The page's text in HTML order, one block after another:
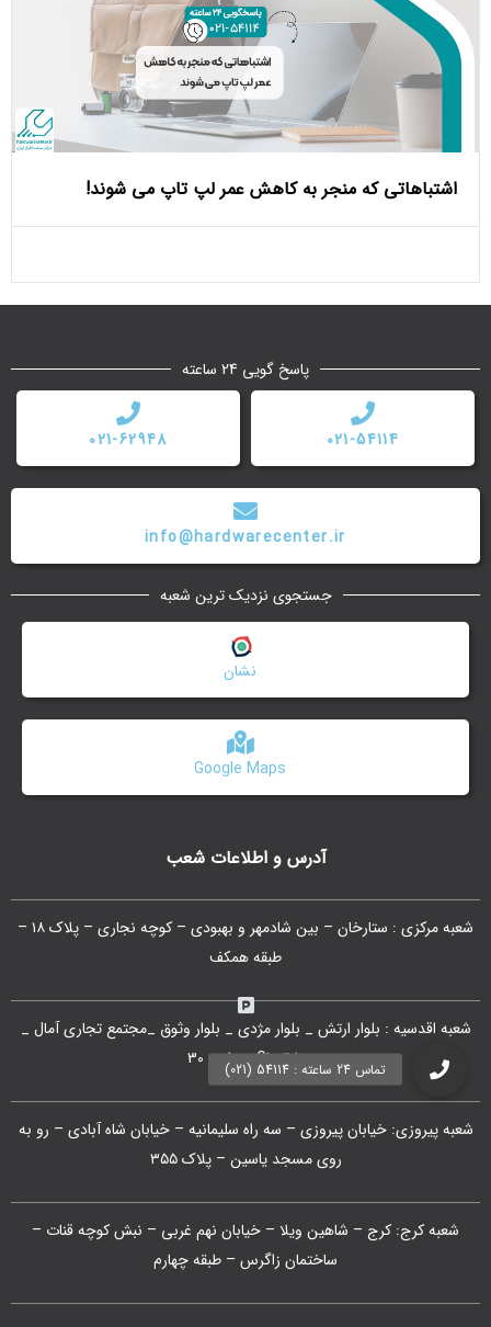
اشتباهاتی که منجر به کاهش عمر لپ تاپ می ‌شوند!
آدرس و اطلاعات شعب
شعبه مرکزی : ستارخان – بین شادمهر و بهبودی – کوچه نجاری – پلاک ۱۸ –
طبقه همکف
شعبه اقدسیه : بلوار ارتش _ بلوار مژدی _ بلوار وثوق _مجتمع تجاری آمال _
طبقه G1 _ واحد 30
شعبه پیروزی: خیابان پیروزی – سه راه سلیمانیه – خیابان شاه آبادی – رو به
روی مسجد یاسین – پلاک ۳۵۵
شعبه کرج: کرج – شاهین ویلا – خیابان نهم غربی – نبش کوچه قنات –
ساختمان زاگرس – طبقه چهارم
پاسخ گویی 24 ساعته
021-54114
021-62948
info@hardwarecenter.ir
جستجوی نزدیک ترین شعبه
Google Maps
نشان